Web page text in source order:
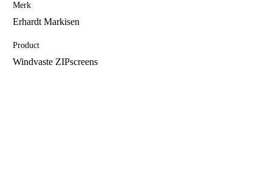
Merk
Erhardt Markisen
Product
Windvaste ZIPscreens